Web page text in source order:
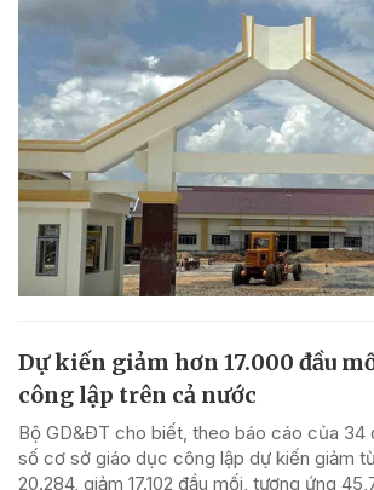
Dự kiến giảm hơn 17.000 đầu
công lập trên cả nước
Bộ GD&ĐT cho biết, theo báo cáo của 34
số cơ sở giáo dục công lập dự kiến giảm
20.284, giảm 17.102 đầu mối, tương ứng